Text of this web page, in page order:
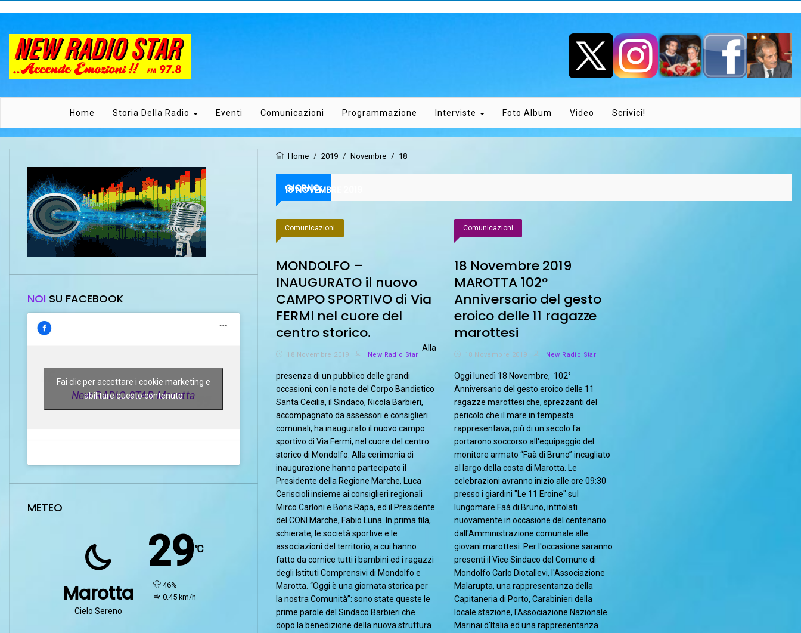
Home Storia Della Radio Eventi Comunicazioni Programmazione Interviste Foto Album Video Scrivici!
Home / 2019 / Novembre / 18
GIORNO:
18 NOVEMBRE 2019
Comunicazioni
MONDOLFO –
INAUGURATO il nuovo
CAMPO SPORTIVO di Via
FERMI nel cuore del
centro storico.
18 Novembre 2019 New Radio Star
Alla
presenza di un pubblico delle grandi
occasioni, con le note del Corpo Bandistico
Santa Cecilia, il Sindaco, Nicola Barbieri,
accompagnato da assessori e consiglieri
comunali, ha inaugurato il nuovo campo
sportivo di Via Fermi, nel cuore del centro
storico di Mondolfo. Alla cerimonia di
inaugurazione hanno partecipato il
Presidente della Regione Marche, Luca
Ceriscioli insieme ai consiglieri regionali
Mirco Carloni e Boris Rapa, ed il Presidente
del CONI Marche, Fabio Luna. In prima fila,
schierate, le società sportive e le
associazioni del territorio, a cui hanno
fatto da cornice tutti i bambini ed i ragazzi
degli Istituti Comprensivi di Mondolfo e
Marotta. “Oggi è una giornata storica per
la nostra Comunità”: sono state queste le
prime parole del Sindaco Barbieri che
dopo la benedizione della nuova struttura
Comunicazioni
18 Novembre 2019
MAROTTA 102°
Anniversario del gesto
eroico delle 11 ragazze
marottesi
18 Novembre 2019 New Radio Star
Oggi lunedì 18 Novembre, 102°
Anniversario del gesto eroico delle 11
ragazze marottesi che, sprezzanti del
pericolo che il mare in tempesta
rappresentava, più di un secolo fa
portarono soccorso all'equipaggio del
monitore armato “Faà di Bruno” incagliato
al largo della costa di Marotta. Le
celebrazioni avranno inizio alle ore 09:30
presso i giardini "Le 11 Eroine" sul
lungomare Faà di Bruno, intitolati
nuovamente in occasione del centenario
dall'Amministrazione comunale alle
giovani marottesi. Per l'occasione saranno
presenti il Vice Sindaco del Comune di
Mondolfo Carlo Diotallevi, l'Associazione
Malarupta, una rappresentanza della
Capitaneria di Porto, Carabinieri della
locale stazione, l'Associazione Nazionale
Marinai d'Italia ed una rappresentanza
NOI SU FACEBOOK
New RADIO STAR Marotta
Fai clic per accettare i cookie marketing e
abilitare questo contenuto
METEO
Marotta
Cielo Sereno
29℃
humidity:
46%
wind:
0.45 km/h